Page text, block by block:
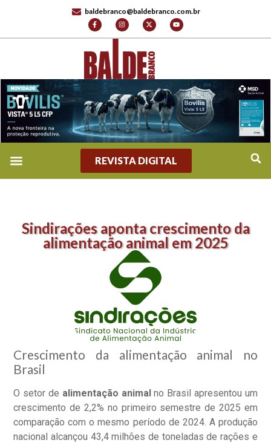
baldebranco@baldebranco.com.br
REVISTA DIGITAL
Sindirações aponta crescimento da
alimentação animal em 2025
Crescimento da alimentação animal no
Brasil
O setor de alimentação animalno Brasil apresentou um
crescimento de 2,2% no primeiro semestre de 2025 em
comparação com o mesmo período de 2024. A produção
nacional alcançou 43,4 milhões de toneladas de rações e